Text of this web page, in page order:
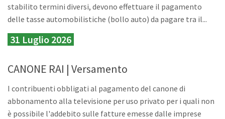
stabilito termini diversi, devono effettuare il pagamento
delle tasse automobilistiche (bollo auto) da pagare tra il...
31 Luglio 2026
CANONE RAI | Versamento
I contribuenti obbligati al pagamento del canone di
abbonamento alla televisione per uso privato per i quali non
è possibile l'addebito sulle fatture emesse dalle imprese